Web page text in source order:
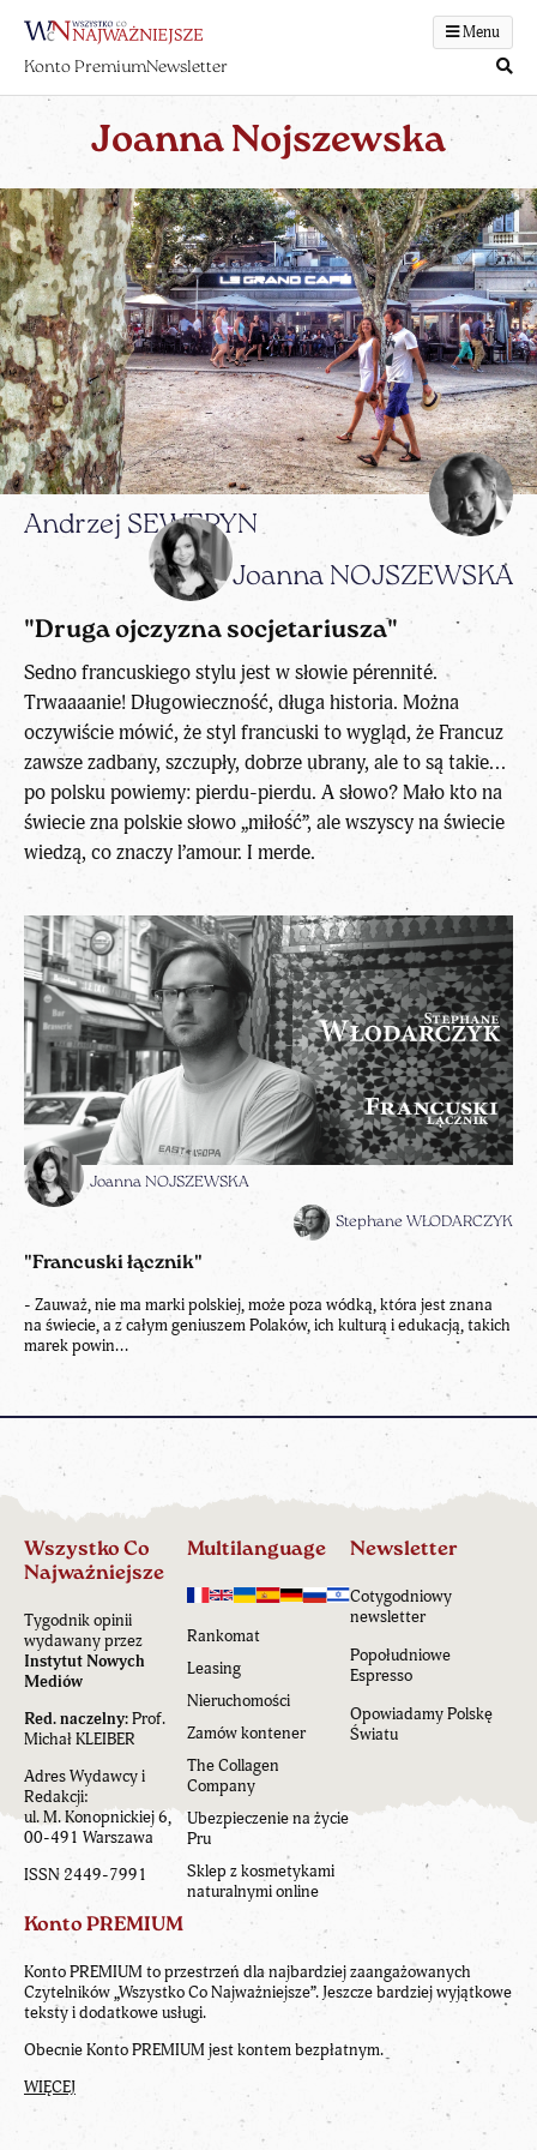
Menu
Konto PremiumNewsletter
Joanna Nojszewska
Andrzej SEWERYN
Joanna NOJSZEWSKA
"Druga ojczyzna socjetariusza"
Sedno francuskiego stylu jest w słowie pérennité.
Trwaaaanie! Długowieczność, długa historia. Można
oczywiście mówić, że styl francuski to wygląd, że Francuz
zawsze zadbany, szczupły, dobrze ubrany, ale to są takie...
po polsku powiemy: pierdu-pierdu. A słowo? Mało kto na
świecie zna polskie słowo „miłość”, ale wszyscy na świecie
wiedzą, co znaczy l’amour. I merde.
Joanna NOJSZEWSKA
Stephane WŁODARCZYK
"Francuski łącznik"
- Zauważ, nie ma marki polskiej, może poza wódką, która jest znana
na świecie, a z całym geniuszem Polaków, ich kulturą i edukacją, takich
marek powin...
Wszystko Co
Najważniejsze
Tygodnik opinii
wydawany przez
Instytut Nowych
Mediów
Red. naczelny:Prof.
Michał KLEIBER
Adres Wydawcy i
Redakcji:
ul. M. Konopnickiej 6,
00-491 Warszawa
ISSN 2449-7991
Multilanguage
Rankomat
Leasing
Nieruchomości
Zamów kontener
The Collagen
Company
Ubezpieczenie na życie
Pru
Sklep z kosmetykami
naturalnymi online
Newsletter
Cotygodniowy
newsletter
Popołudniowe
Espresso
Opowiadamy Polskę
Światu
Konto PREMIUM
Konto PREMIUM to przestrzeń dla najbardziej zaangażowanych
Czytelników „Wszystko Co Najważniejsze”. Jeszcze bardziej wyjątkowe
teksty i dodatkowe usługi.
Obecnie Konto PREMIUM jest kontem bezpłatnym.
WIĘCEJ